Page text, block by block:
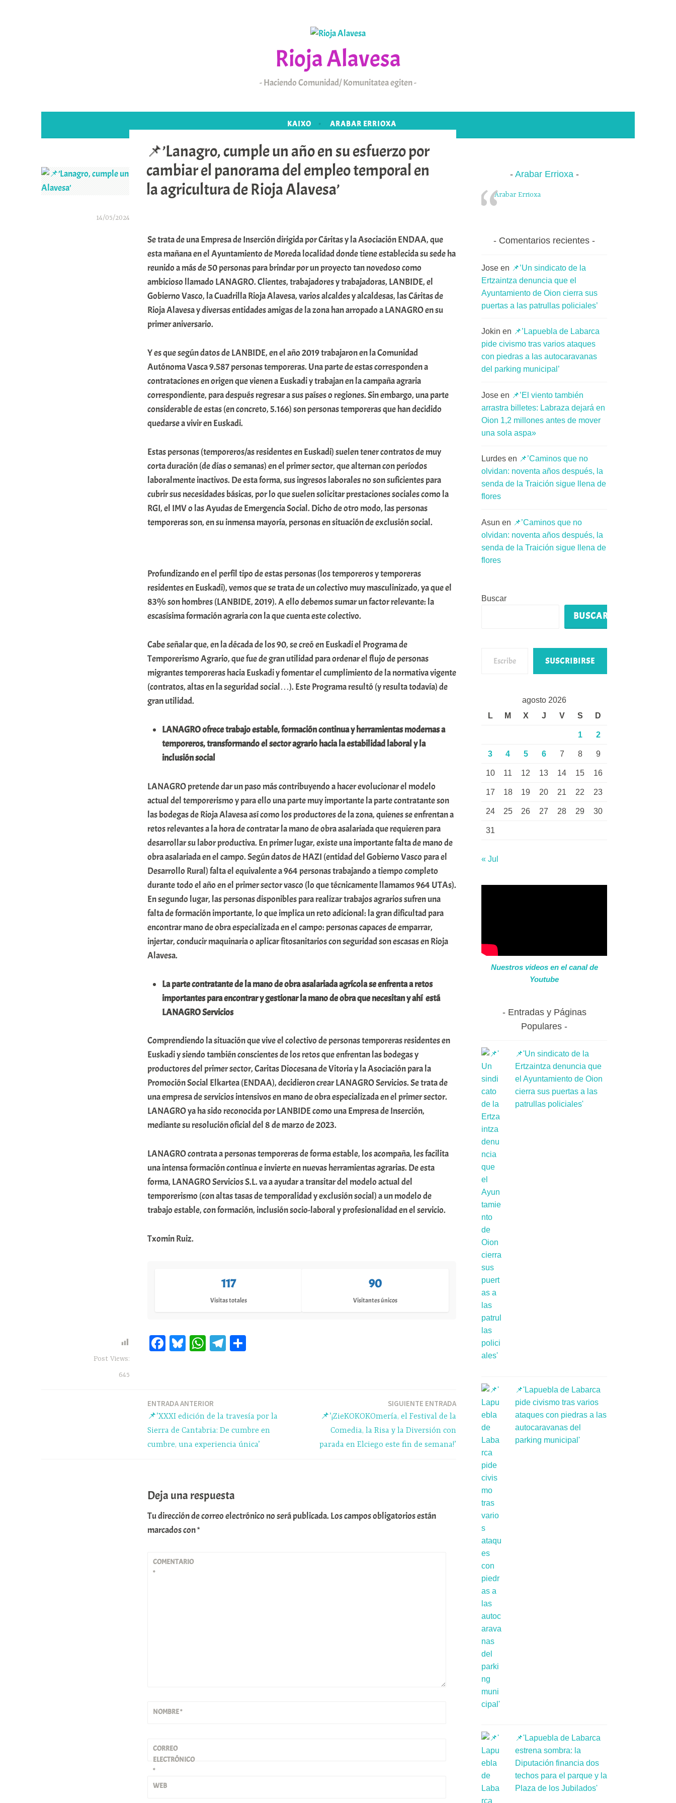
Rioja Alavesa
Haciendo Comunidad/ Komunitatea egiten
KAIXO ARABAR ERRIOXA
📌’Lanagro, cumple un año en su esfuerzo por
cambiar el panorama del empleo temporal en
la agricultura de Rioja Alavesa’
14/05/2024
Se trata de una Empresa de Inserción dirigida por Cáritas y la Asociación ENDAA, que
esta mañana en el Ayuntamiento de Moreda localidad donde tiene establecida su sede ha
reunido a más de 50 personas para brindar por un proyecto tan novedoso como
ambicioso llamado LANAGRO. Clientes, trabajadores y trabajadoras, LANBIDE, el
Gobierno Vasco, la Cuadrilla Rioja Alavesa, varios alcaldes y alcaldesas, las Cáritas de
Rioja Alavesa y diversas entidades amigas de la zona han arropado a LANAGRO en su
primer aniversario.
Y es que según datos de LANBIDE, en el año 2019 trabajaron en la Comunidad
Autónoma Vasca 9.587 personas temporeras. Una parte de estas corresponden a
contrataciones en origen que vienen a Euskadi y trabajan en la campaña agraria
correspondiente, para después regresar a sus países o regiones. Sin embargo, una parte
considerable de estas (en concreto, 5.166) son personas temporeras que han decidido
quedarse a vivir en Euskadi.
Estas personas (temporeros/as residentes en Euskadi) suelen tener contratos de muy
corta duración (de días o semanas) en el primer sector, que alternan con períodos
laboralmente inactivos. De esta forma, sus ingresos laborales no son suficientes para
cubrir sus necesidades básicas, por lo que suelen solicitar prestaciones sociales como la
RGI, el IMV o las Ayudas de Emergencia Social. Dicho de otro modo, las personas
temporeras son, en su inmensa mayoría, personas en situación de exclusión social.
Profundizando en el perfil tipo de estas personas (los temporeros y temporeras
residentes en Euskadi), vemos que se trata de un colectivo muy masculinizado, ya que el
83% son hombres (LANBIDE, 2019). A ello debemos sumar un factor relevante: la
escasísima formación agraria con la que cuenta este colectivo.
Cabe señalar que, en la década de los 90, se creó en Euskadi el Programa de
Temporerismo Agrario, que fue de gran utilidad para ordenar el flujo de personas
migrantes temporeras hacia Euskadi y fomentar el cumplimiento de la normativa vigente
(contratos, altas en la seguridad social…). Este Programa resultó (y resulta todavía) de
gran utilidad.
LANAGRO ofrece trabajo estable, formación continua y herramientas modernas a
temporeros, transformando el sector agrario hacia la estabilidad laboral y la
inclusión social
LANAGRO pretende dar un paso más contribuyendo a hacer evolucionar el modelo
actual del temporerismo y para ello una parte muy importante la parte contratante son
las bodegas de Rioja Alavesa así como los productores de la zona, quienes se enfrentan a
retos relevantes a la hora de contratar la mano de obra asalariada que requieren para
desarrollar su labor productiva. En primer lugar, existe una importante falta de mano de
obra asalariada en el campo. Según datos de HAZI (entidad del Gobierno Vasco para el
Desarrollo Rural) falta el equivalente a 964 personas trabajando a tiempo completo
durante todo el año en el primer sector vasco (lo que técnicamente llamamos 964 UTAs).
En segundo lugar, las personas disponibles para realizar trabajos agrarios sufren una
falta de formación importante, lo que implica un reto adicional: la gran dificultad para
encontrar mano de obra especializada en el campo: personas capaces de emparrar,
injertar, conducir maquinaria o aplicar fitosanitarios con seguridad son escasas en Rioja
Alavesa.
La parte contratante de la mano de obra asalariada agrícola se enfrentaa retos
importantes para encontrar y gestionar la mano de obra que necesitan y ahí está
LANAGRO Servicios
Comprendiendo la situación que vive el colectivo de personas temporeras residentes en
Euskadi y siendo también conscientes de los retos que enfrentan las bodegas y
productores del primer sector, Caritas Diocesana de Vitoria y la Asociación para la
Promoción Social Elkartea (ENDAA), decidieron crear LANAGRO Servicios. Se trata de
una empresa de servicios intensivos en mano de obra especializada en el primer sector.
LANAGRO ya ha sido reconocida por LANBIDE como una Empresa de Inserción,
mediante su resolución oficial del 8 de marzo de 2023.
LANAGRO contrata a personas temporeras de forma estable, los acompaña, les facilita
una intensa formación continua e invierte en nuevas herramientas agrarias. De esta
forma, LANAGRO Servicios S.L. va a ayudar a transitar del modelo actual del
temporerismo (con altas tasas de temporalidad y exclusión social) a un modelo de
trabajo estable, con formación, inclusión socio-laboral y profesionalidad en el servicio.
Txomin Ruiz.
117
Visitas totales
90
Visitantes únicos
Post Views:
645
Fa Bl W
pp
Te
rti
r
ENTRADA ANTERIOR
📌’XXXI edición de la travesía por la
Sierra de Cantabria: De cumbre en
cumbre, una experiencia única’
SIGUIENTE ENTRADA
📌’¡ZieKOKOKOmería, el Festival de la
Comedia, la Risa y la Diversión con
parada en Elciego este fin de semana!’
Deja una respuesta
Tu dirección de correo electrónico no será publicada. Los campos obligatorios están
marcados con*
COMENTARIO
*
NOMBRE*
CORREO
ELECTRÓNICO
*
WEB
Arabar Errioxa
Arabar Errioxa
Comentarios recientes
Jose en 📌’Un sindicato de la
Ertzaintza denuncia que el
Ayuntamiento de Oion cierra sus
puertas a las patrullas policiales’
Jokin en 📌’Lapuebla de Labarca
pide civismo tras varios ataques
con piedras a las autocaravanas
del parking municipal’
Jose en 📌’El viento también
arrastra billetes: Labraza dejará en
Oion 1,2 millones antes de mover
una sola aspa»
Lurdes en 📌’Caminos que no
olvidan: noventa años después, la
senda de la Traición sigue llena de
flores
Asun en 📌’Caminos que no
olvidan: noventa años después, la
senda de la Traición sigue llena de
flores
Buscar
BUSCAR
SUSCRIBIRSE
agosto 2026
L
M X J V S D
1 2
3 4 5 6 7 8 9
10 11 12 13 14 15 16
17 18 19 20 21 22 23
24 25 26 27 28 29 30
31
« Jul
Nuestros videos en el canal de
Youtube
Entradas y Páginas
Populares
📌'Un sindicato de la
Ertzaintza denuncia que
el Ayuntamiento de Oion
cierra sus puertas a las
patrullas policiales'
📌'Lapuebla de Labarca
pide civismo tras varios
ataques con piedras a las
autocaravanas del
parking municipal'
📌'Lapuebla de Labarca
estrena sombra: la
Diputación financia dos
techos para el parque y la
Plaza de los Jubilados'